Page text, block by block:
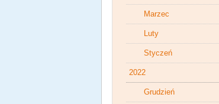
Marzec
Luty
Styczeń
2022
Grudzień